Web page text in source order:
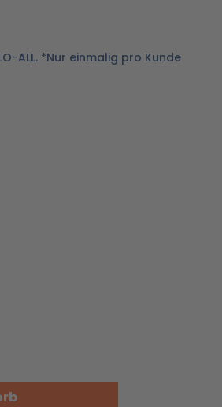
ALL. *Nur einmalig pro Kunde